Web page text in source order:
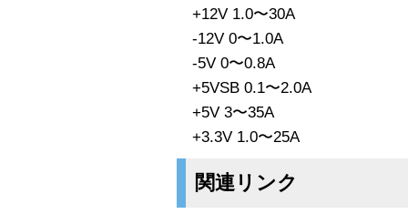
+12V 1.0〜30A
-12V 0〜1.0A
-5V 0〜0.8A
+5VSB 0.1〜2.0A
+5V 3〜35A
+3.3V 1.0〜25A
関連リンク